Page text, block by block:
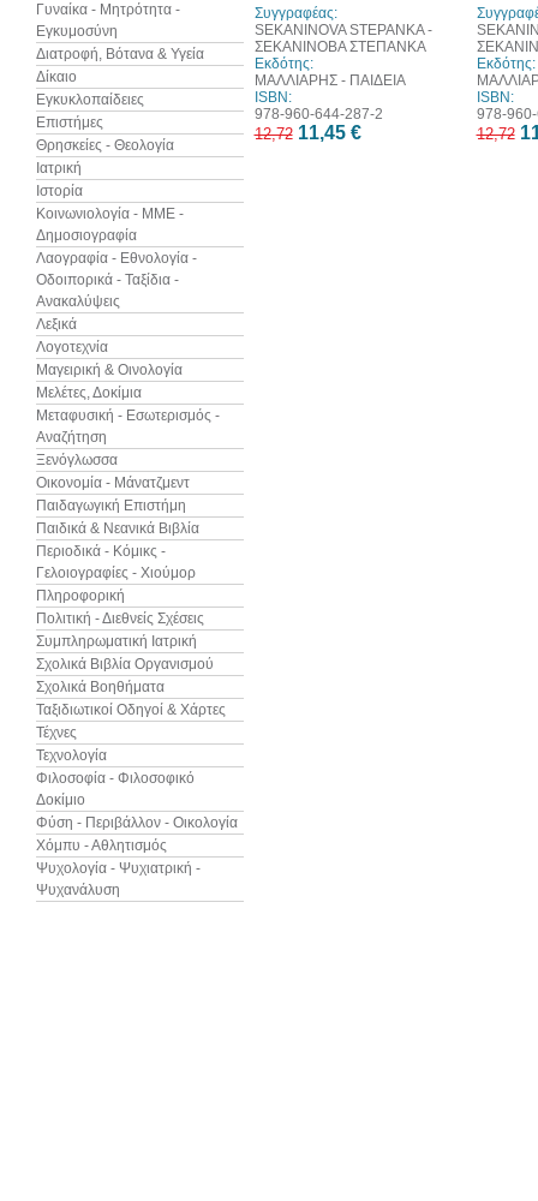
Γυναίκα - Μητρότητα -
Εγκυμοσύνη
Διατροφή, Βότανα & Υγεία
Δίκαιο
Εγκυκλοπαίδειες
Επιστήμες
Θρησκείες - Θεολογία
Ιατρική
Ιστορία
Κοινωνιολογία - ΜΜΕ -
Δημοσιογραφία
Λαογραφία - Εθνολογία -
Οδοιπορικά - Ταξίδια -
Ανακαλύψεις
Λεξικά
Λογοτεχνία
Μαγειρική & Οινολογία
Μελέτες, Δοκίμια
Μεταφυσική - Εσωτερισμός -
Αναζήτηση
Ξενόγλωσσα
Οικονομία - Μάνατζμεντ
Παιδαγωγική Επιστήμη
Παιδικά & Νεανικά Βιβλία
Περιοδικά - Κόμικς -
Γελοιογραφίες - Χιούμορ
Πληροφορική
Πολιτική - Διεθνείς Σχέσεις
Συμπληρωματική Ιατρική
Σχολικά Βιβλία Οργανισμού
Σχολικά Βοηθήματα
Ταξιδιωτικοί Οδηγοί & Χάρτες
Τέχνες
Τεχνολογία
Φιλοσοφία - Φιλοσοφικό
Δοκίμιο
Φύση - Περιβάλλον - Οικολογία
Χόμπυ - Αθλητισμός
Ψυχολογία - Ψυχιατρική -
Ψυχανάλυση
Συγγραφέας:
SEKANINOVA STEPANKA -
ΣΕΚΑΝΙΝΟΒΑ ΣΤΕΠΑΝΚΑ
Εκδότης:
ΜΑΛΛΙΑΡΗΣ - ΠΑΙΔΕΙΑ
ISBN:
978-960-644-287-2
12,72 11,45 €
Εκδότης:
ISBN:
978-
12,72